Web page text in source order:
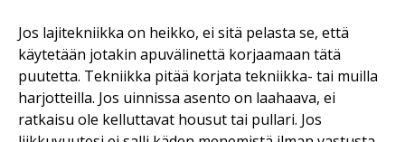
Jos lajitekniikka on heikko, ei sitä pelasta se, että
käytetään jotakin apuvälinettä korjaamaan tätä
puutetta. Tekniikka pitää korjata tekniikka- tai muilla
harjotteilla. Jos uinnissa asento on laahaava, ei
ratkaisu ole kelluttavat housut tai pullari. Jos